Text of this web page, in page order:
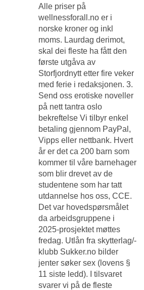
Alle priser på
wellnessforall.no er i
norske kroner og inkl
moms. Laurdag derimot,
skal dei fleste ha fått den
første utgåva av
Storfjordnytt etter fire veker
med ferie i redaksjonen. 3.
Send oss erotiske noveller
på nett tantra oslo
bekreftelse Vi tilbyr enkel
betaling gjennom PayPal,
Vipps eller nettbank. Hvert
år er det ca 200 barn som
kommer til våre barnehager
som blir drevet av de
studentene som har tatt
utdannelse hos oss, CCE.
Det var hovedspørsmålet
da arbeidsgruppene i
2025-prosjektet møttes
fredag. Utlån fra skytterlag/-
klubb Sukker.no bilder
jenter søker sex (lovens §
11 siste ledd). I tilsvaret
svarer vi på de fleste